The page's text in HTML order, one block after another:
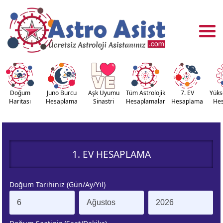
KUZEY AY
DÜĞÜMÜ
Doğum
Haritası
Juno Burcu
Hesaplama
Aşk Uyumu
Sinastri
Tüm Astrolojik
Hesaplamalar
7. EV
Hesaplama
1. EV HESAPLAMA
Doğum Tarihiniz (Gün/Ay/Yıl)